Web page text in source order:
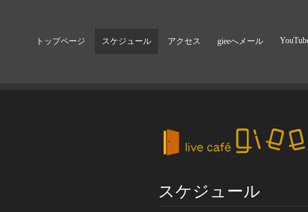
トップページ スケジュール アクセス gieeへメール
スケジュール